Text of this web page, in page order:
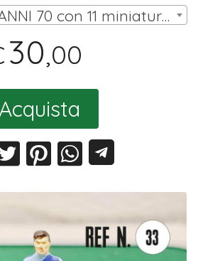
SCATOLA HW ANNI 70 con 11 miniature (10 omini, portiere su asta) | € 30,00
30,00
Acquista